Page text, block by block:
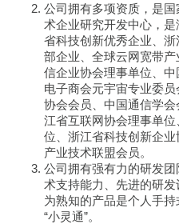
公司拥有多项资质，是
术企业研究开发中心，
省科技创新优秀企业、
部企业、全球云网宽带
信企业协会理事单位、
电子商会元宇宙专业委
协会会员、中国通信学
江省互联网协会理事单
位、浙江省科技创新企
产业技术联盟会员。
公司拥有强有力的研发
术支持能力、先进的研
为熟知的产品是个人手
“小灵通”。